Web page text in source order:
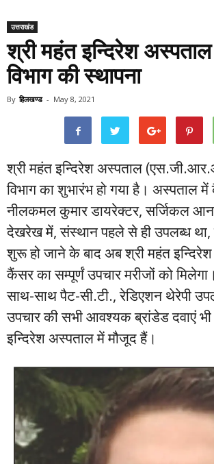
उत्तराखंड
श्री महंत इन्दिरेश
विभाग की स्थापना
By हिलखण्ड - May 8, 2021
श्री महंत इन्दिरेश अस्पताल
विभाग का शुभारंभ हो गया है। अस्पताल
नीलकमल कुमार डायरेक्टर, सर्जिकल
देखरेख में, संस्थान पहले से ही उपलब्ध
शुरू हो जाने के बाद अब श्री महंत
कैंसर का सम्पूर्णं उपचार मरीजों को
साथ-साथ पैट-सी.टी., रेडिएशन थेरेपी
उपचार की सभी आवश्यक ब्रांडेड दवाएं
इन्दिरेश अस्पताल में मौजूद हैं।